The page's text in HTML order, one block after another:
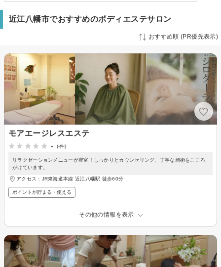
近江八幡市でおすすめのボディエステサロン
おすすめ順 (PR優先表示)
モアエージレスエステ
-
(-件)
リラクゼーションメニューが豊富！しっかりとカウンセリング、丁寧な施術をこころ
がけています。
アクセス：JR東海道本線 近江八幡駅 徒歩60分
ポイントが貯まる・使える
その他の情報を表示